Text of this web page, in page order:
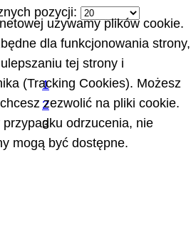
pozycji:
1
2
3
używamy plików cookie.
dla funkcjonowania strony,
tej strony i
(Tracking Cookies). Możesz
zezwolić na pliki cookie.
odrzucenia, nie
mogą być dostępne.